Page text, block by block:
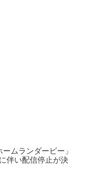
ムランダービー」
伴い配信停止が決